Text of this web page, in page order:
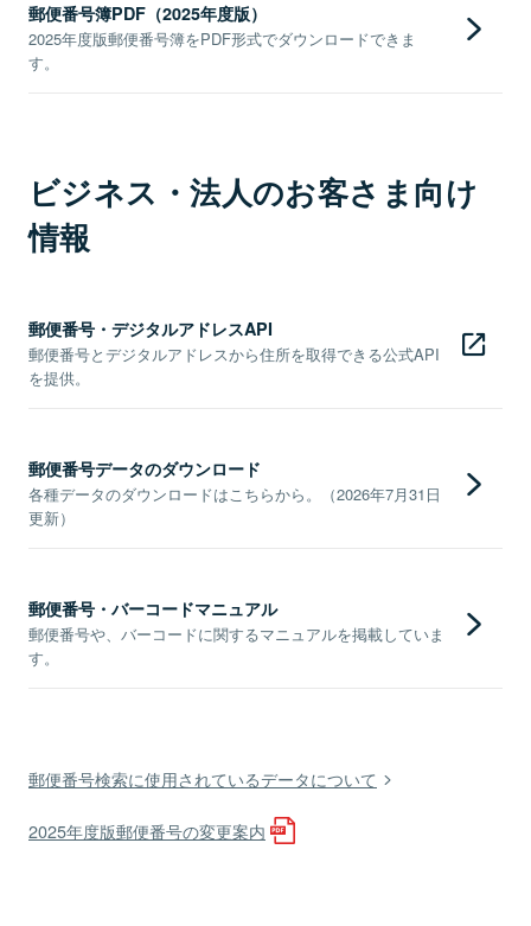
郵便番号簿PDF（2025年度版）
2025年度版郵便番号簿をPDF形式でダウンロードできま
す。
ビジネス・法人のお客さま向け
情報
郵便番号・デジタルアドレスAPI
郵便番号とデジタルアドレスから住所を取得できる公式API
を提供。
郵便番号データのダウンロード
各種データのダウンロードはこちらから。（2026年7月31日
更新）
郵便番号・バーコードマニュアル
郵便番号や、バーコードに関するマニュアルを掲載していま
す。
郵便番号検索に使用されているデータについて
2025年度版郵便番号の変更案内